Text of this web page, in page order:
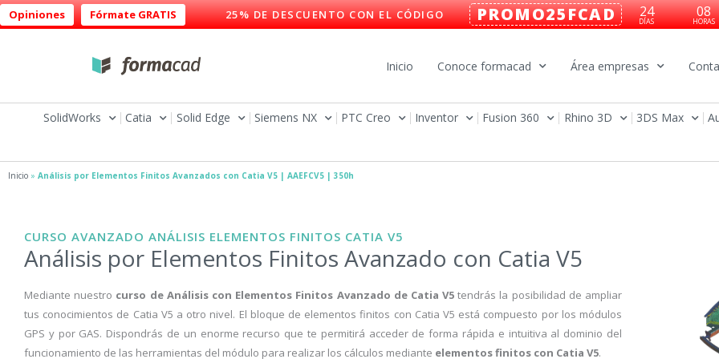
Ir
al
Opiniones Fórmate GRATIS 25% DE DESCUENTO CON EL CÓDIGO PROMO25FCAD 24
DÍAS
08
HORAS
Inicio Conoce formacad Área empresas
SolidWorks Catia Solid Edge Siemens NX PTC Creo Inventor Fusion 360 Rhino 3D 3DS Max
Inicio » Análisis por Elementos Finitos Avanzados con Catia V5 | AAEFCV5 | 350h
CURSO AVANZADO ANÁLISIS ELEMENTOS FINITOS CATIA V5
Análisis por Elementos Finitos Avanzado con Catia V5
Mediante nuestro curso de Análisis con Elementos Finitos Avanzado de Catia V5 tendrás la posibilidad de ampliar
tus conocimientos de Catia V5 a otro nivel. El bloque de elementos finitos con Catia V5 está compuesto por los módulos
GPS y por GAS. Dispondrás de un enorme recurso que te permitirá acceder de forma rápida e intuitiva al dominio del
funcionamiento de las herramientas del módulo para realizar los cálculos mediante elementos finitos con Catia V5.